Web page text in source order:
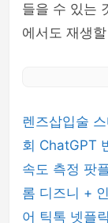
들을 수 있는
에서도 재생
렌즈삽입술
회 ChatGPT
속도 측정 팟
롬 디즈니 +
어 틱톡 넷플